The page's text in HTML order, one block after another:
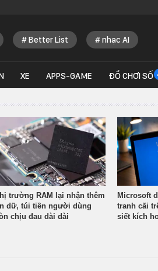
Better List nhạc AI
XE APPS-GAME ĐỒ CHƠI SỐ
trường RAM lại nhận thêm
dữ, túi tiền người dùng
chịu đau dài dài
Microsoft
tranh cãi
siết kích